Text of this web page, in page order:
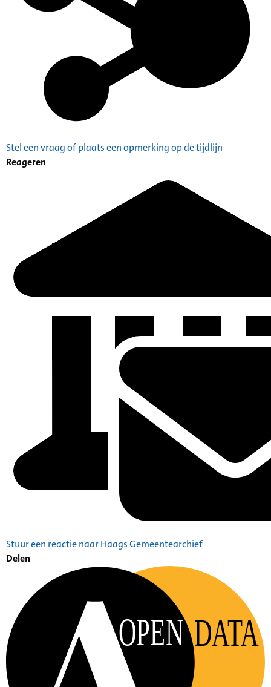
Stel een vraag of plaats een opmerking op de tijdlijn
Reageren
Stuur een reactie naar Haags Gemeentearchief
Delen
OPEN DATA